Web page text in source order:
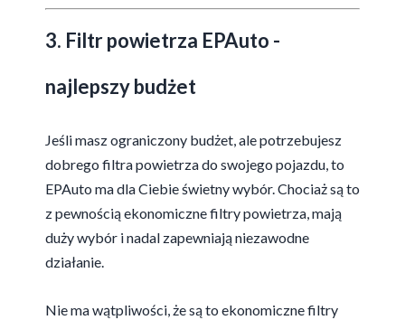
3. Filtr powietrza EPAuto -
najlepszy budżet
Jeśli masz ograniczony budżet, ale potrzebujesz
dobrego filtra powietrza do swojego pojazdu, to
EPAuto ma dla Ciebie świetny wybór. Chociaż są to
z pewnością ekonomiczne filtry powietrza, mają
duży wybór i nadal zapewniają niezawodne
działanie.
Nie ma wątpliwości, że są to ekonomiczne filtry